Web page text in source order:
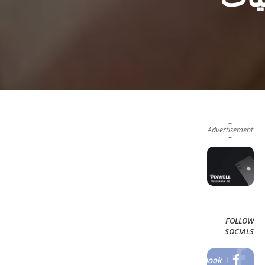
–
Advertisement
–
FOLLOW
SOCIALS
Facebook